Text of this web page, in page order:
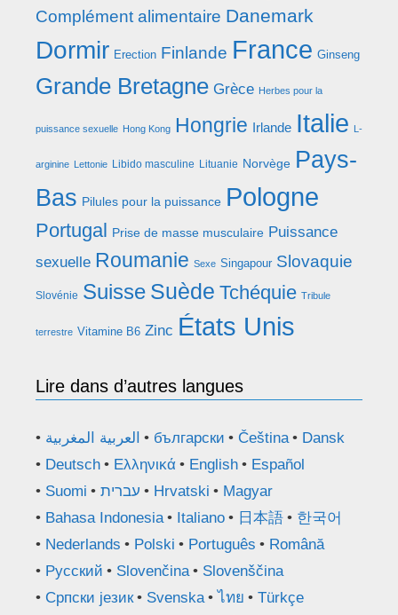
Complément alimentaire Danemark
Dormir Erection Finlande France Ginseng
Grande Bretagne Grèce Herbes pour la
puissance sexuelle Hong Kong Hongrie Irlande Italie L-
arginine Lettonie Libido masculine Lituanie Norvège Pays-
Bas Pilules pour la puissance Pologne
Portugal Prise de masse musculaire Puissance
sexuelle Roumanie Sexe Singapour Slovaquie
Slovénie Suisse Suède Tchéquie Tribule
terrestre Vitamine B6 Zinc États Unis
Lire dans d’autres langues
العربية المغربية български Čeština
Dansk
Deutsch
Ελληνικά English
Español
Suomi
עברית Hrvatski
Magyar
Bahasa Indonesia
Italiano 日本語
한국어
Nederlands
Polski Português
Română
Русский
Slovenčina
Slovenščina
Српски језик
Svenska ไทย
Türkçe